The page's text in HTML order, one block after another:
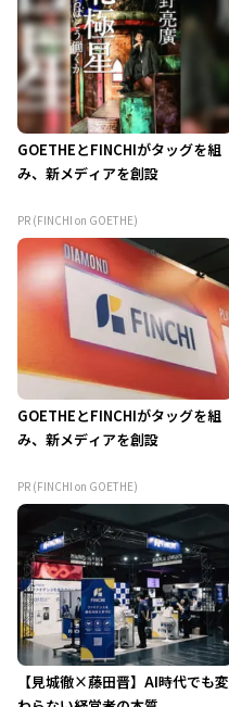
GOETHEとFINCHIがタッグを組
み、新メディアを創設
PR (FINCHI on GOETHE)
GOETHEとFINCHIがタッグを組
み、新メディアを創設
PR (FINCHI on GOETHE)
【見城徹×藤田晋】AI時代でも変